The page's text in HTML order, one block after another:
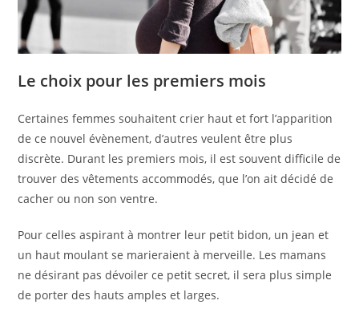
Le choix pour les premiers mois
Certaines femmes souhaitent crier haut et fort l’apparition
de ce nouvel évènement, d’autres veulent être plus
discrète. Durant les premiers mois, il est souvent difficile de
trouver des vêtements accommodés, que l’on ait décidé de
cacher ou non son ventre.
Pour celles aspirant à montrer leur petit bidon, un jean et
un haut moulant se marieraient à merveille. Les mamans
ne désirant pas dévoiler ce petit secret, il sera plus simple
de porter des hauts amples et larges.